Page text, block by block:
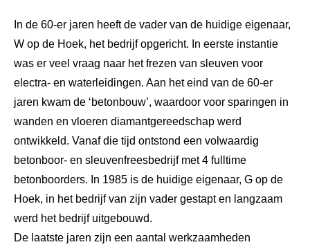
In de 60-er jaren heeft de vader van de huidige eigenaar,
W op de Hoek, het bedrijf opgericht. In eerste instantie
was er veel vraag naar het frezen van sleuven voor
electra- en waterleidingen. Aan het eind van de 60-er
jaren kwam de ‘betonbouw’, waardoor voor sparingen in
wanden en vloeren diamantgereedschap werd
ontwikkeld. Vanaf die tijd ontstond een volwaardig
betonboor- en sleuvenfreesbedrijf met 4 fulltime
betonboorders. In 1985 is de huidige eigenaar, G op de
Hoek, in het bedrijf van zijn vader gestapt en langzaam
werd het bedrijf uitgebouwd.
De laatste jaren zijn een aantal werkzaamheden